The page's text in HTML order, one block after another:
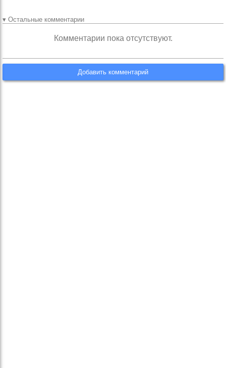
▾ Остальные комментарии
Комментарии пока отсутствуют.
Добавить комментарий